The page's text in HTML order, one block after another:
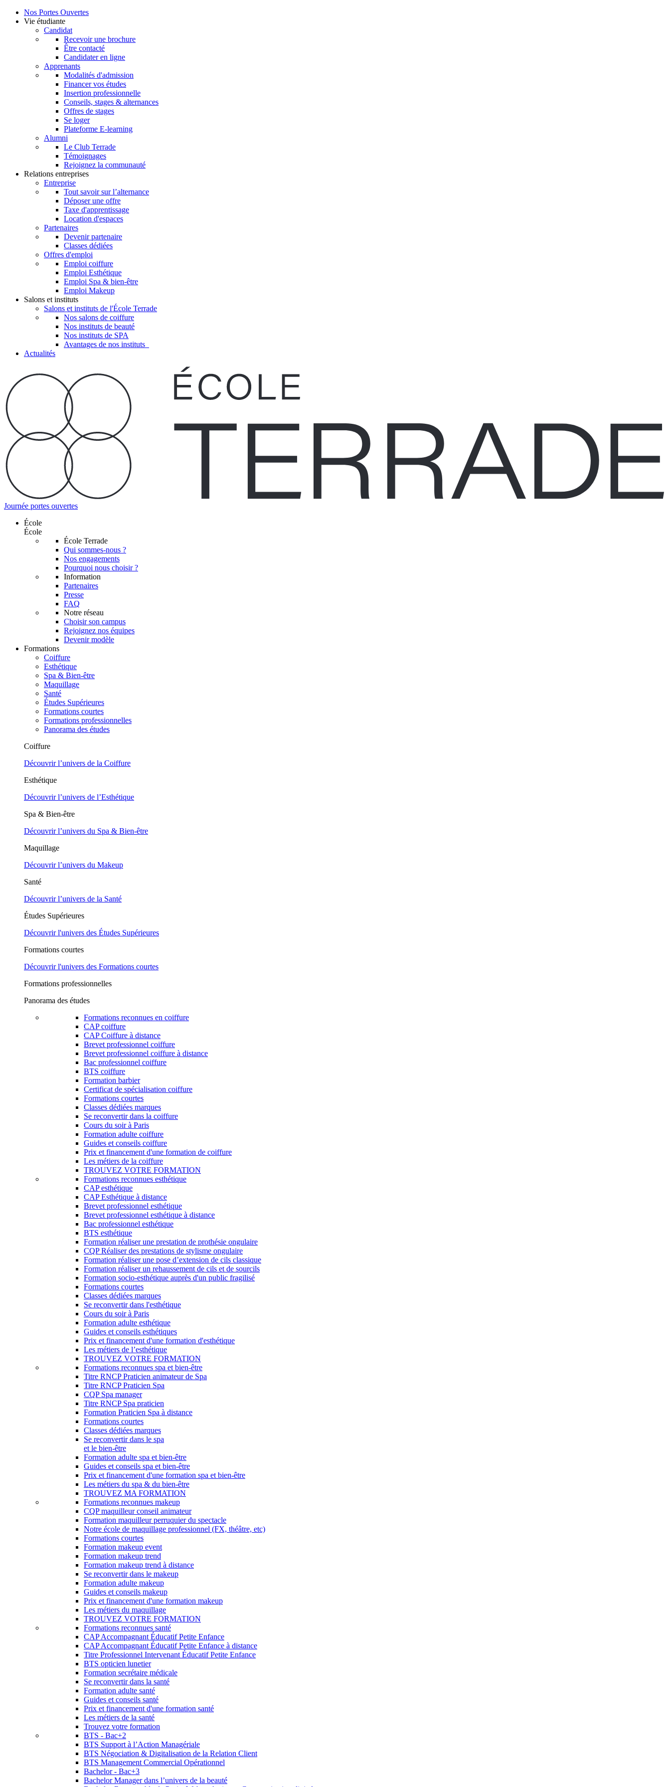
Nos Portes Ouvertes
Vie étudiante
Candidat
Recevoir une brochure
Être contacté
Candidater en ligne
Apprenants
Modalités d'admission
Financer vos études
Insertion professionnelle
Conseils, stages & alternances
Offres de stages
Se loger
Plateforme E-learning
Alumni
Le Club Terrade
Témoignages
Rejoignez la communauté
Relations entreprises
Entreprise
Tout savoir sur l’alternance
Déposer une offre
Taxe d'apprentissage
Location d'espaces
Partenaires
Devenir partenaire
Classes dédiées
Offres d'emploi
Emploi coiffure
Emploi Esthétique
Emploi Spa & bien-être
Emploi Makeup
Salons et instituts
Salons et instituts de l'École Terrade
Nos salons de coiffure
Nos instituts de beauté
Nos instituts de SPA
Avantages de nos instituts
Actualités
Journée portes ouvertes
École
École
École Terrade
Qui sommes-nous ?
Nos engagements
Pourquoi nous choisir ?
Information
Partenaires
Presse
FAQ
Notre réseau
Choisir son campus
Rejoignez nos équipes
Devenir modèle
Formations
Coiffure
Esthétique
Spa & Bien-être
Maquillage
Santé
Études Supérieures
Formations courtes
Formations professionnelles
Panorama des études
Coiffure
Découvrir l’univers de la Coiffure
Esthétique
Découvrir l’univers de l’Esthétique
Spa & Bien-être
Découvrir l’univers du Spa & Bien-être
Maquillage
Découvrir l’univers du Makeup
Santé
Découvrir l’univers de la Santé
Études Supérieures
Découvrir l'univers des Études Supérieures
Formations courtes
Découvrir l'univers des Formations courtes
Formations professionnelles
Panorama des études
Formations reconnues en coiffure
CAP coiffure
CAP Coiffure à distance
Brevet professionnel coiffure
Brevet professionnel coiffure à distance
Bac professionnel coiffure
BTS coiffure
Formation barbier
Certificat de spécialisation coiffure
Formations courtes
Classes dédiées marques
Se reconvertir dans la coiffure
Cours du soir à Paris
Formation adulte coiffure
Guides et conseils coiffure
Prix et financement d'une formation de coiffure
Les métiers de la coiffure
TROUVEZ VOTRE FORMATION
Formations reconnues esthétique
CAP esthétique
CAP Esthétique à distance
Brevet professionnel esthétique
Brevet professionnel esthétique à distance
Bac professionnel esthétique
BTS esthétique
Formation réaliser une prestation de prothésie ongulaire
CQP Réaliser des prestations de stylisme ongulaire
Formation réaliser une pose d’extension de cils classique
Formation réaliser un rehaussement de cils et de sourcils
Formation socio-esthétique auprès d'un public fragilisé
Formations courtes
Classes dédiées marques
Se reconvertir dans l'esthétique
Cours du soir à Paris
Formation adulte esthétique
Guides et conseils esthétiques
Prix et financement d'une formation d'esthétique
Les métiers de l’esthétique
TROUVEZ VOTRE FORMATION
Formations reconnues spa et bien-être
Titre RNCP Praticien animateur de Spa
Titre RNCP Praticien Spa
CQP Spa manager
Titre RNCP Spa praticien
Formation Praticien Spa à distance
Formations courtes
Classes dédiées marques
Se reconvertir dans le spa
et le bien-être
Formation adulte spa et bien-être
Guides et conseils spa et bien-être
Prix et financement d'une formation spa et bien-être
Les métiers du spa & du bien-être
TROUVEZ MA FORMATION
Formations reconnues makeup
CQP maquilleur conseil animateur
Formation maquilleur perruquier du spectacle
Notre école de maquillage professionnel (FX, théâtre, etc)
Formations courtes
Formation makeup event
Formation makeup trend
Formation makeup trend à distance
Se reconvertir dans le makeup
Formation adulte makeup
Guides et conseils makeup
Prix et financement d'une formation makeup
Les métiers du maquillage
TROUVEZ VOTRE FORMATION
Formations reconnues santé
CAP Accompagnant Éducatif Petite Enfance
CAP Accompagnant Éducatif Petite Enfance à distance
Titre Professionnel Intervenant Éducatif Petite Enfance
BTS opticien lunetier
Formation secrétaire médicale
Se reconvertir dans la santé
Formation adulte santé
Guides et conseils santé
Prix et financement d'une formation santé
Les métiers de la santé
Trouvez votre formation
BTS - Bac+2
BTS Support à l’Action Managériale
BTS Négociation & Digitalisation de la Relation Client
BTS Management Commercial Opérationnel
Bachelor - Bac+3
Bachelor Manager dans l’univers de la beauté